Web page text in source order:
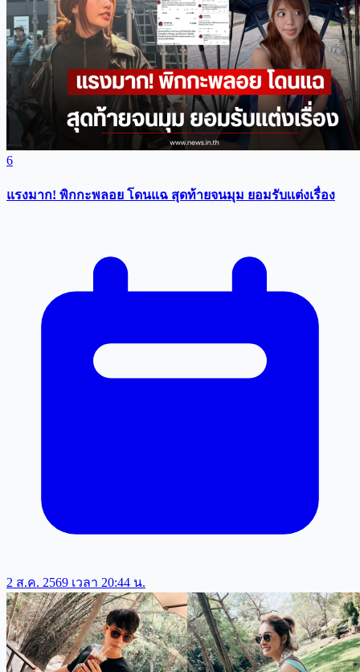
6
แรงมาก! พิกกะพลอย โดนแฉ สุดท้ายจนมุม ยอมรับเเต่งเรื่อง
2 ส.ค. 2569 เวลา 20:44 น.